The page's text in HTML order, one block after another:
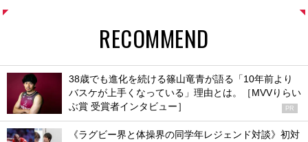
RECOMMEND
38歳でも進化を続ける篠山竜青が語る「10年前より
バスケが上手くなっている」理由とは。［MVVりらい
ぶ賞 受賞者インタビュー］
PR
《ラグビー界と体操界の同学年レジェンド対談》初対